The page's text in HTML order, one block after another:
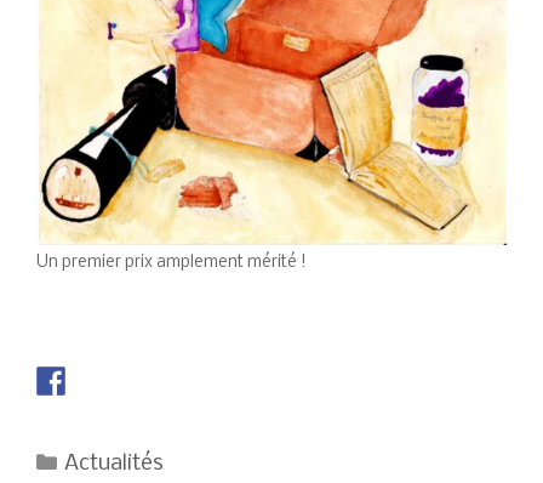
Un premier prix amplement mérité !
Catégories
Actualités